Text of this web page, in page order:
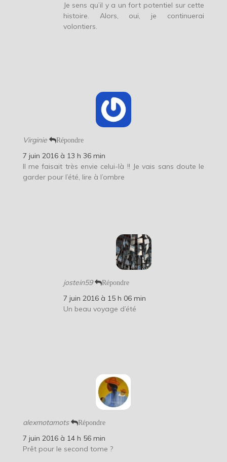
Je sens qu’il y a un fort potentiel sur cette
histoire. Alors, oui, je continuerai
volontiers.
Virginie Répondre
7 juin 2016 à 13 h 36 min
Il me faisait très envie celui-là !! Je vais sans doute le
garder pour l’été, lire à l’ombre
jostein59 Répondre
7 juin 2016 à 15 h 06 min
Un beau voyage d’été
alexmotamots Répondre
7 juin 2016 à 14 h 56 min
Prêt pour le second tome ?